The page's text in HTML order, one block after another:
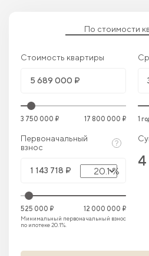
По стоимости
Стоимость квартиры
3 750 000 ₽ 17 800 000 ₽ 1
Первоначальный
взнос
20.1 %
525 000 ₽
12 000 000 ₽
Минимальный первоначальный взнос
по ипотеке 20.1%.